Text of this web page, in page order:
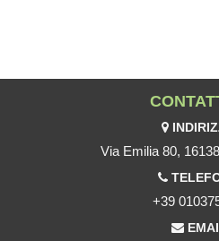
Via Emilia 80,
+39